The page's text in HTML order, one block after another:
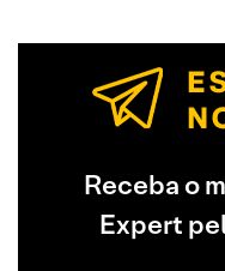
Receba o
Expert